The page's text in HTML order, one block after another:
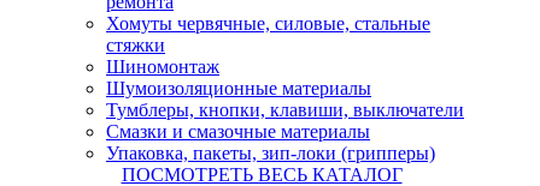
Хомуты червячные, силовые, стальные
стяжки
Шиномонтаж
Шумоизоляционные материалы
Тумблеры, кнопки, клавиши, выключатели
Смазки и смазочные материалы
Упаковка, пакеты, зип-локи (грипперы)
ПОСМОТРЕТЬ ВЕСЬ КАТАЛОГ